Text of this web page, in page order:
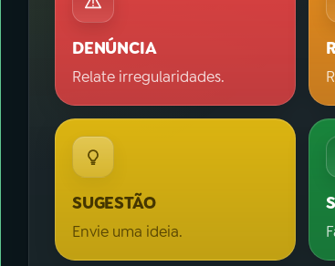
DENÚNCIA
Relate irregularidades.
SUGESTÃO
Envie uma ideia.